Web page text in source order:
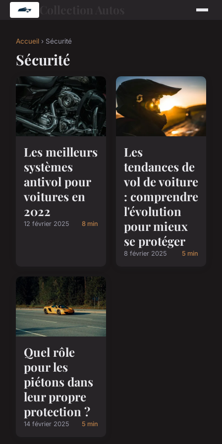
Accueil › Sécurité
Sécurité
Les meilleurs
systèmes
antivol pour
voitures en
2022
12 février 2025 8 min
Les
tendances de
vol de voiture
: comprendre
l'évolution
pour mieux
se protéger
8 février 2025 5 min
Quel rôle
pour les
piétons dans
leur propre
protection ?
14 février 2025 5 min